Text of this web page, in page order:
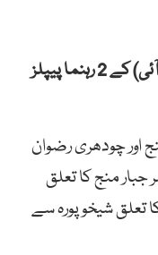
لاہور: پاکستان تحریک انصاف (پی ٹی آئی) کے 2 رہنما پیپلز
منج اور چودھری رضوان
جبار منج کا تعلق
تعلق شیخوپورہ سے